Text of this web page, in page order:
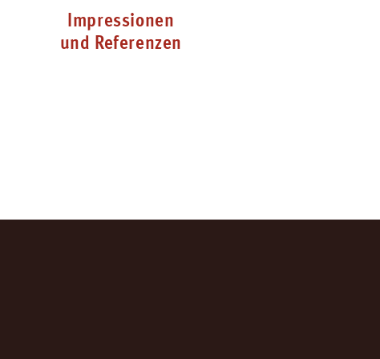
Impressionen
und Referenzen